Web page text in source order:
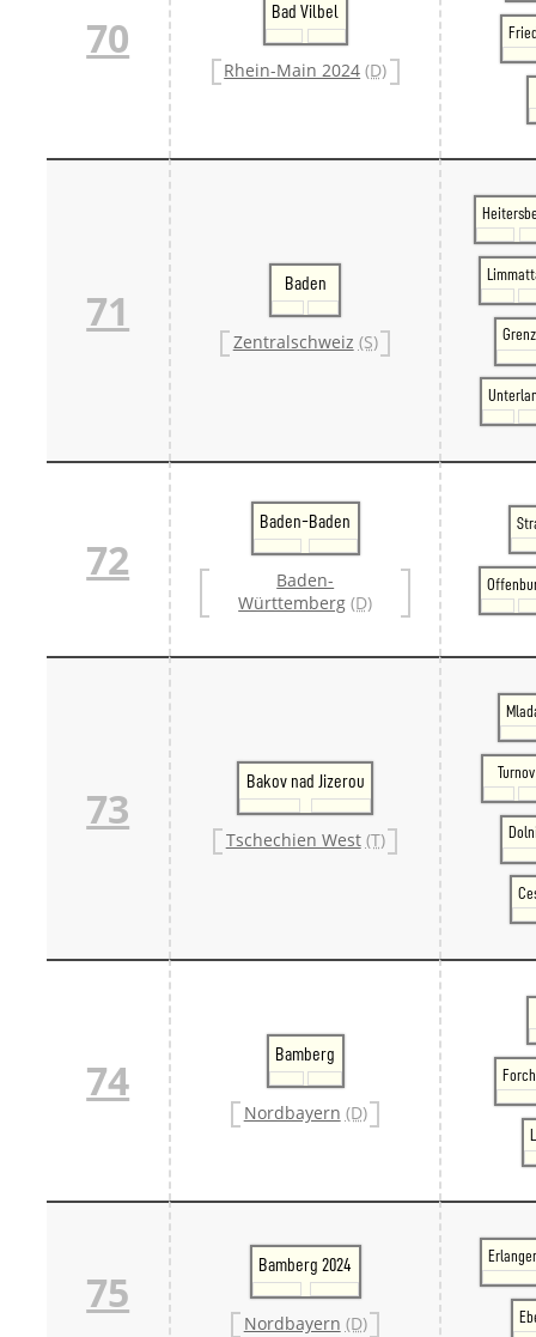
70
Bad Vilbel
Rhein-Main 2024 (D)
71
Baden
Zentralschweiz (S)
72
Baden-Baden
Baden-
Württemberg (D)
73
Bakov nad Jizerou
Tschechien West (T)
Turnov
74
Bamberg
Nordbayern (D)
75
Bamberg 2024
Nordbayern (D)